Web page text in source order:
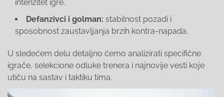
intenzitet igre.
Defanzivci i golman: stabilnost pozadi i
sposobnost zaustavljanja brzih kontra-napada.
U sledećem delu detaljno ćemo analizirati specifične
igrače, selekcione odluke trenera i najnovije vesti koje
utiču na sastav i taktiku tima.